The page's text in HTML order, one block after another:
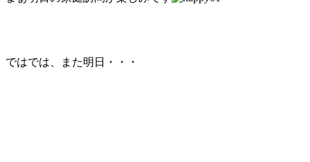
ではでは、また明日・・・